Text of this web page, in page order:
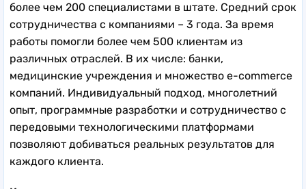
более чем 200 специалистами в штате. Средний срок
сотрудничества с компаниями – 3 года. За время
работы помогли более чем 500 клиентам из
различных отраслей. В их числе: банки,
медицинские учреждения и множество e-commerce
компаний. Индивидуальный подход, многолетний
опыт, программные разработки и сотрудничество с
передовыми технологическими платформами
позволяют добиваться реальных результатов для
каждого клиента.